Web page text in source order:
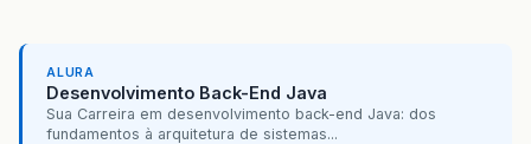
ALURA
Desenvolvimento Back-End Java
Sua Carreira em desenvolvimento back-end Java: dos
fundamentos à arquitetura de sistemas...